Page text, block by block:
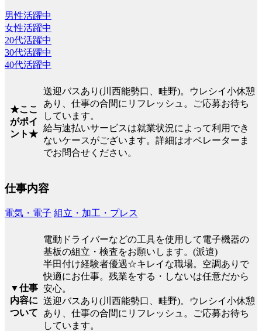
男性活躍中
女性活躍中
20代活躍中
30代活躍中
40代活躍中
★ここ
がポイ
ント★
送迎バスあり(川西能勢口、畦野)。ウレシイ小休憩
あり、仕事の合間にリフレッシュ。ご応募お待ち
しています。
給与速払いサービスは就業状況によって利用でき
ないケースがございます。詳細はオペレーターま
でお問合せください。
仕事内容
電気・電子 組立・加工・プレス
▼仕事
内容に
ついて
電動ドライバーなどの工具を使用して電子機器の
基板の組立・検査をお願いします。(派遣)
半田付け経験者優遇☆キレイな職場。空調ありで
快適にお仕事。残業をする・しないは任意だから
安心。
送迎バスあり(川西能勢口、畦野)。ウレシイ小休憩
あり、仕事の合間にリフレッシュ。ご応募お待ち
しています。